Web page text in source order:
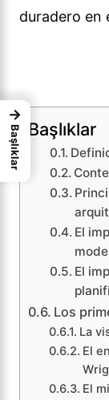
duradero en
Başlıklar
El
El
Los
La
El
El
→
Başlıklar